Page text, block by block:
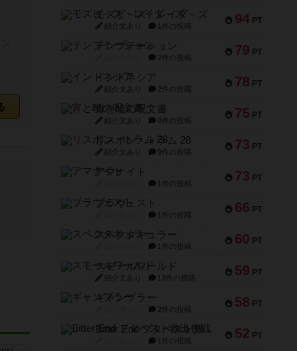
94 PT
モズビ－ズ・レイダ－ズ
紹介文あり 1件の投稿
79 PT
テンプテーション
2件の投稿
78 PT
インドネシア
紹介文あり 2件の投稿
75 PT
宵と暁の呪文書
紹介文あり 8件の投稿
73 PT
リスボン・トラム 28
紹介文あり 9件の投稿
73 PT
アマナイト
1件の投稿
66 PT
ブラヴェスト
1件の投稿
60 PT
スペクタキュラー
1件の投稿
59 PT
スモールワールド
紹介文あり 13件の投稿
58 PT
ギャンブラー
2件の投稿
52 PT
Bitter End ブタペスト救出作戦
1件の投稿